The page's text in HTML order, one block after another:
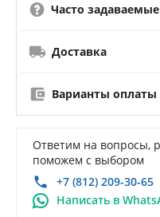
Часто
Доставка
Варианты оплаты
Ответим на вопросы,
поможем с выбором
+7 (812) 209-30-65
Написать в